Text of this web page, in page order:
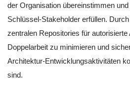
der Organisation übereinstimmen
Schlüssel-Stakeholder erfüllen.
zentralen Repositories für
Doppelarbeit zu minimieren und
Architektur-Entwicklungsaktivitäten
sind.